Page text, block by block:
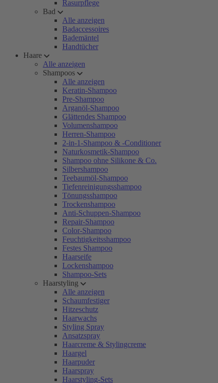
Rasurpflege
Bad
Alle anzeigen
Badaccessoires
Bademäntel
Handtücher
Haare
Alle anzeigen
Shampoos
Alle anzeigen
Keratin-Shampoo
Pre-Shampoo
Arganöl-Shampoo
Glättendes Shampoo
Volumenshampoo
Herren-Shampoo
2-in-1-Shampoo & -Conditioner
Naturkosmetik-Shampoo
Shampoo ohne Silikone & Co.
Silbershampoo
Teebaumöl-Shampoo
Tiefenreinigungsshampoo
Tönungsshampoo
Trockenshampoo
Anti-Schuppen-Shampoo
Repair-Shampoo
Color-Shampoo
Feuchtigkeitsshampoo
Festes Shampoo
Haarseife
Lockenshampoo
Shampoo-Sets
Haarstyling
Alle anzeigen
Schaumfestiger
Hitzeschutz
Haarwachs
Styling Spray
Ansatzspray
Haarcreme & Stylingcreme
Haargel
Haarpuder
Haarspray
Haarstyling-Sets